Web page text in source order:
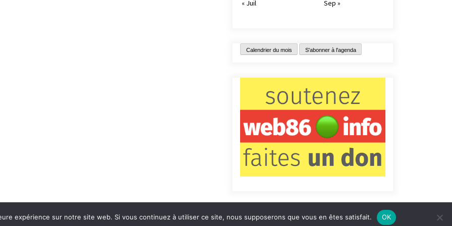
« Juil
Sep »
Calendrier du mois S'abonner à l'agenda
Contact Qui sommes-nous ? Informations légales
expérience sur notre site web. Si vous continuez à utiliser ce site, nous supposerons que vous en êtes satisfait. OK